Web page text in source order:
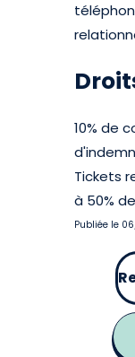
10% de
Tickets
à 50%
Publiée le